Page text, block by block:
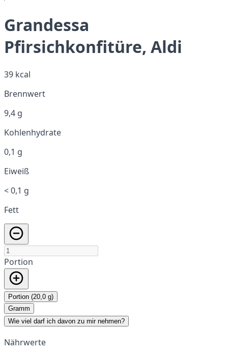
Grandessa
Pfirsichkonfitüre, Aldi
39 kcal
Brennwert
9,4 g
Kohlenhydrate
0,1 g
Eiweiß
< 0,1 g
Fett
Portion
Portion (20,0 g)
Gramm
Wie viel darf ich davon zu mir nehmen?
Nährwerte